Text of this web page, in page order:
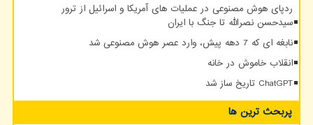
ردپای هوش مصنوعی در عملیات های آمریکا و اسرائیل از ترور
سیدحسن نصرالله تا جنگ با ایران
نابغه ای که 7 دهه پیش، وارد عصر هوش مصنوعی شد
انقلاب خاموش در خانه
ChatGPT تاریخ ساز شد
پربحث ترین ها